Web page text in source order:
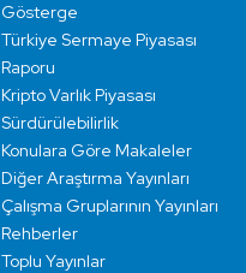
Gösterge
Türkiye Sermaye Piyasası
Raporu
Kripto Varlık Piyasası
Sürdürülebilirlik
Konulara Göre Makaleler
Diğer Araştırma Yayınları
Çalışma Gruplarının Yayınları
Rehberler
Toplu Yayınlar